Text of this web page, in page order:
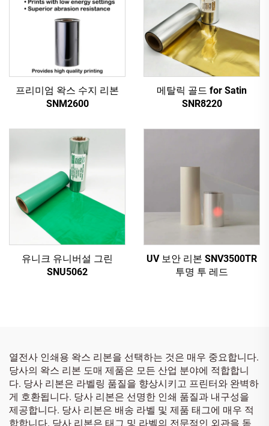
프리미엄 왁스 수지 리본
SNM2600
메탈릭 골드 for Satin
SNR8220
유니크 유니버설 그린
SNU5062
UV 보안 리본 SNV3500TR
투명 투 레드
열전사 인쇄용 왁스 리본을 선택하는 것은 매우 중요합니다.
당사의 왁스 리본 도매 제품은 모든 산업 분야에 적합합니
다. 당사 리본은 라벨링 품질을 향상시키고 프린터와 완벽하
게 호환됩니다. 당사 리본은 선명한 인쇄 품질과 내구성을
제공합니다. 당사 리본은 배송 라벨 및 제품 태그에 매우 적
합합니다. 당사 리본은 태그 및 라벨의 전문적인 외관을 돋